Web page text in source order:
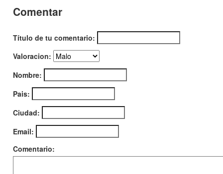
Comentar
Título de tu comentario:
Valoracion:
Nombre:
Pais:
Ciudad:
Email:
Comentario: